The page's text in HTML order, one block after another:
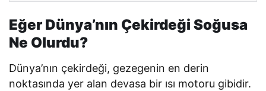
Eğer Dünya’nın Çekirdeği Soğusa
Ne Olurdu?
Dünya’nın çekirdeği, gezegenin en derin
noktasında yer alan devasa bir ısı motoru gibidir.